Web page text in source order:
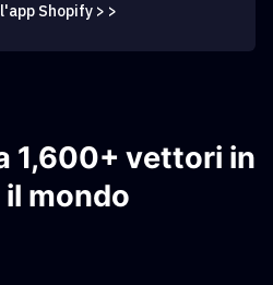
Shopify > >
1,600+ vettori in
mondo